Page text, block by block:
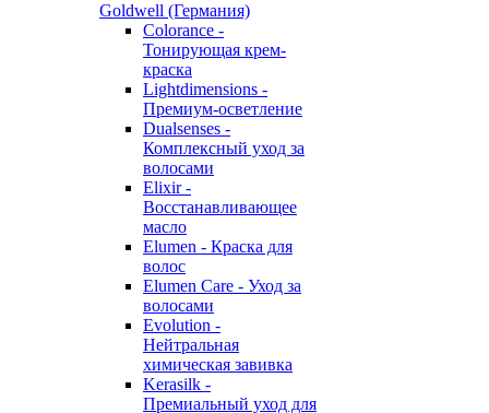
Goldwell (Германия)
Colorance -
Тонирующая крем-
краска
Lightdimensions -
Премиум-осветление
Dualsenses -
Комплексный уход за
волосами
Elixir -
Восстанавливающее
масло
Elumen - Краска для
волос
Elumen Care - Уход за
волосами
Evolution -
Нейтральная
химическая завивка
Kerasilk -
Премиальный уход для